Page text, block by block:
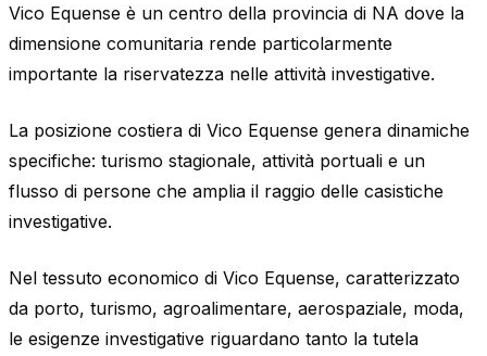
Vico Equense è un centro della provincia di NA dove la
dimensione comunitaria rende particolarmente
importante la riservatezza nelle attività investigative.
La posizione costiera di Vico Equense genera dinamiche
specifiche: turismo stagionale, attività portuali e un
flusso di persone che amplia il raggio delle casistiche
investigative.
Nel tessuto economico di Vico Equense, caratterizzato
da porto, turismo, agroalimentare, aerospaziale, moda,
le esigenze investigative riguardano tanto la tutela